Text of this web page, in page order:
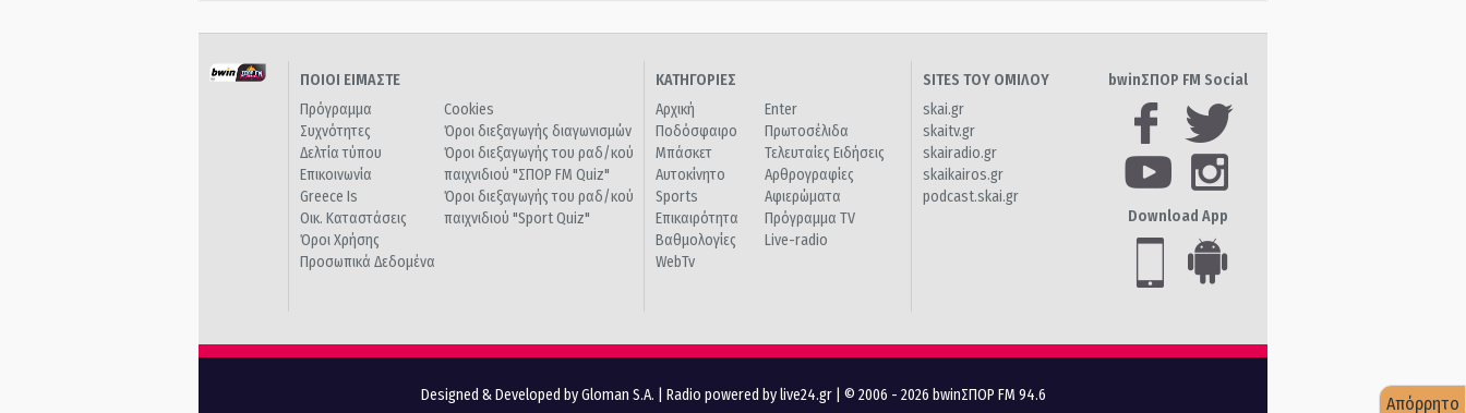
ΠΟΙΟΙ ΕΙΜΑΣΤΕ
Πρόγραμμα
Συχνότητες
Δελτία τύπου
Επικοινωνία
Greece Is
Οικ. Καταστάσεις
Όροι Χρήσης
Προσωπικά Δεδομένα
Cookies
Όροι διεξαγωγής διαγωνισμών
Όροι διεξαγωγής του ραδ/κού
παιχνιδιού "ΣΠΟΡ FM Quiz"
Όροι διεξαγωγής του ραδ/κού
παιχνιδιού "Sport Quiz"
ΚΑΤΗΓΟΡΙΕΣ
Αρχική
Ποδόσφαιρο
Μπάσκετ
Αυτοκίνητο
Sports
Επικαιρότητα
Βαθμολογίες
WebTv
Enter
Πρωτοσέλιδα
Τελευταίες Ειδήσεις
Αρθρογραφίες
Αφιερώματα
Πρόγραμμα TV
Live-radio
SITES ΤΟΥ ΟΜΙΛΟΥ
skai.gr
skaitv.gr
skairadio.gr
skaikairos.gr
podcast.skai.gr
bwinΣΠΟΡ FM Social
Download App
Designed & Developed by Gloman S.A. Radio powered by live24.gr | © 2006 - 2026 bwinΣΠΟΡ FM 94.6 Απόρρητο